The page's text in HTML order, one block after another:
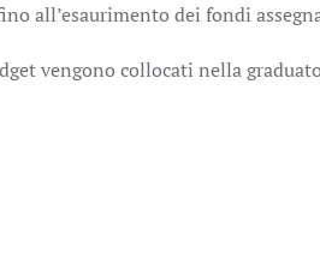
all’esaurimento dei fondi
vengono collocati nella